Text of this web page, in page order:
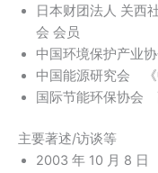
日本财团法人 关西
会 会员
中国环境保护产业
中国能源研究会
国际节能环保协会
主要著述/访谈等
2003 年 10 月 8 日